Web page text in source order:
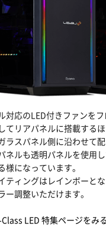
対応のLED付きファンを
てリアパネルに搭載する
ラスパネル側に沿わせて配
ネルも透明パネルを使用
様になっています。
ティングはレインボーと
ー調整いただけます。
LED 特集ページをみる